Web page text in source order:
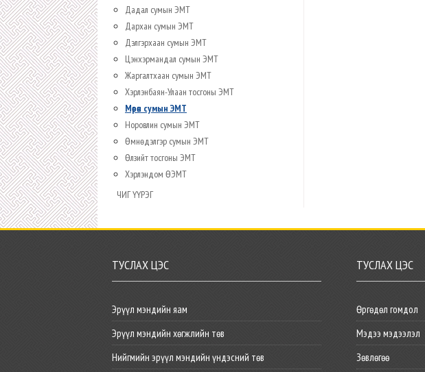
Дадал сумын ЭМТ
Дархан сумын ЭМТ
Дэлгэрхаан сумын ЭМТ
Цэнхэрмандал сумын ЭМТ
Жаргалтхаан сумын ЭМТ
Хэрлэнбаян-Улаан тосгоны ЭМТ
Мөрөн сумын ЭМТ
Норовлин сумын ЭМТ
Өмнөдэлгэр сумын ЭМТ
Өлзийт тосгоны ЭМТ
Хэрлэндом ӨЭМТ
ЧИГ ҮҮРЭГ
ТУСЛАХ ЦЭС
Эрүүл мэндийн яам
Эрүүл мэндийн хөгжлийн төв
Нийгмийн эрүүл мэндийн үндэсний төв
ТУСЛАХ ЦЭС
Өргөдөл гомдол
Мэдээ мэдээлэл
Зөвлөгөө